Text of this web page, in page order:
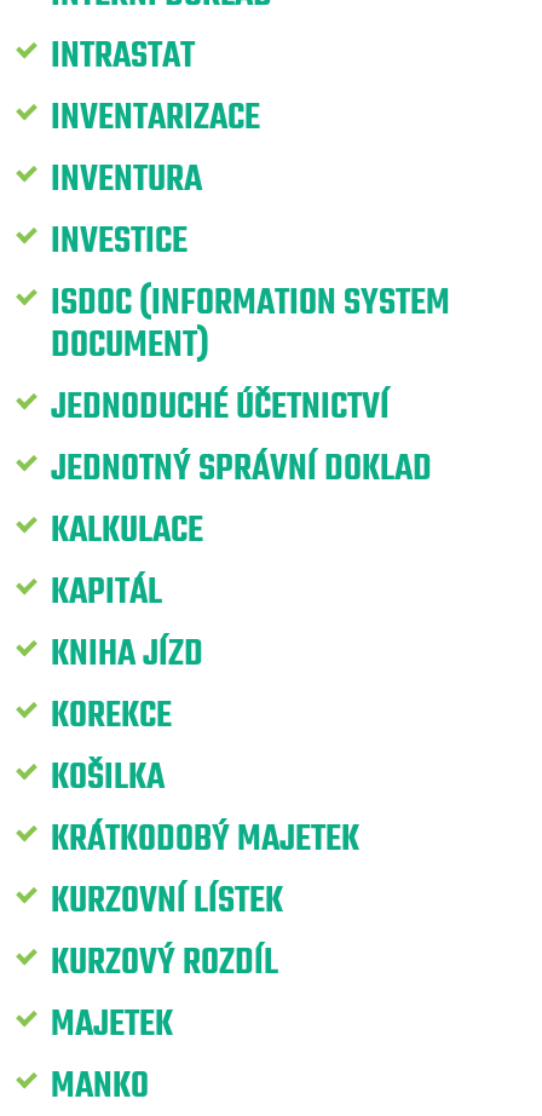
INTRASTAT
INVENTARIZACE
INVENTURA
INVESTICE
ISDOC (INFORMATION SYSTEM
DOCUMENT)
JEDNODUCHÉ ÚČETNICTVÍ
JEDNOTNÝ SPRÁVNÍ DOKLAD
KALKULACE
KAPITÁL
KNIHA JÍZD
KOREKCE
KOŠILKA
KRÁTKODOBÝ MAJETEK
KURZOVNÍ LÍSTEK
KURZOVÝ ROZDÍL
MAJETEK
MANKO